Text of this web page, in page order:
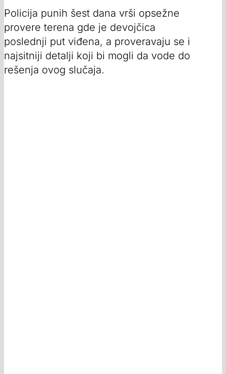
Policija punih šest dana vrši opsežne
provere terena gde je devojčica
poslednji put viđena, a proveravaju se i
najsitniji detalji koji bi mogli da vode do
rešenja ovog slučaja.